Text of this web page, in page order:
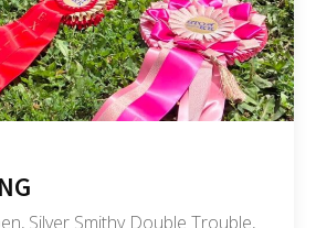
Silver Smithy Double Trouble,